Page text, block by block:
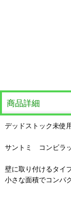
商品詳細
デッドストック未使
サントミ コンビラ
壁に取り付けるタイ
小さな面積でコンパ